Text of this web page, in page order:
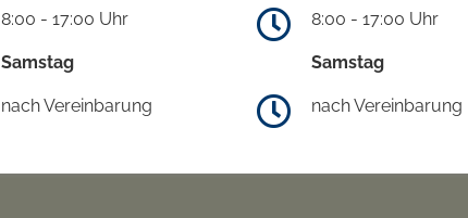
8:00 - 17:00 Uhr
Samstag
nach Vereinbarung
8:00 - 17:00 Uhr
Samstag
nach Vereinbarung